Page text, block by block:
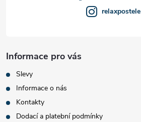
relaxpostele
Informace pro vás
Slevy
Informace o nás
Kontakty
Dodací a platební podmínky